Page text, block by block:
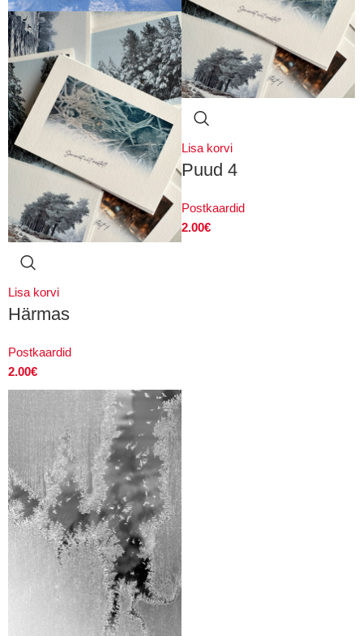
Lisa korvi
Härmas
Postkaardid
2.00€
Lisa korvi
Puud 4
Postkaardid
2.00€